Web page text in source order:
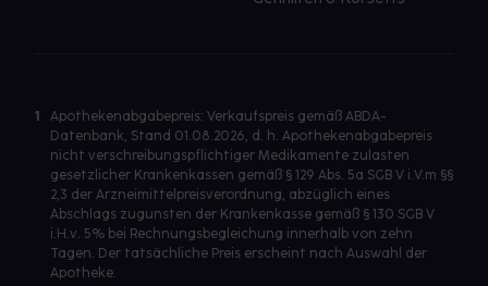
1
Apothekenabgabepreis: Verkaufspreis gemäß ABDA-
Datenbank, Stand 01.08.2026, d. h. Apothekenabgabepreis
nicht verschreibungspflichtiger Medikamente zulasten
gesetzlicher Krankenkassen gemäß § 129 Abs. 5a SGB V i.V.m §§
2,3 der Arzneimittelpreisverordnung, abzüglich eines
Abschlags zugunsten der Krankenkasse gemäß § 130 SGB V
i.H.v. 5% bei Rechnungsbegleichung innerhalb von zehn
Tagen. Der tatsächliche Preis erscheint nach Auswahl der
Apotheke.